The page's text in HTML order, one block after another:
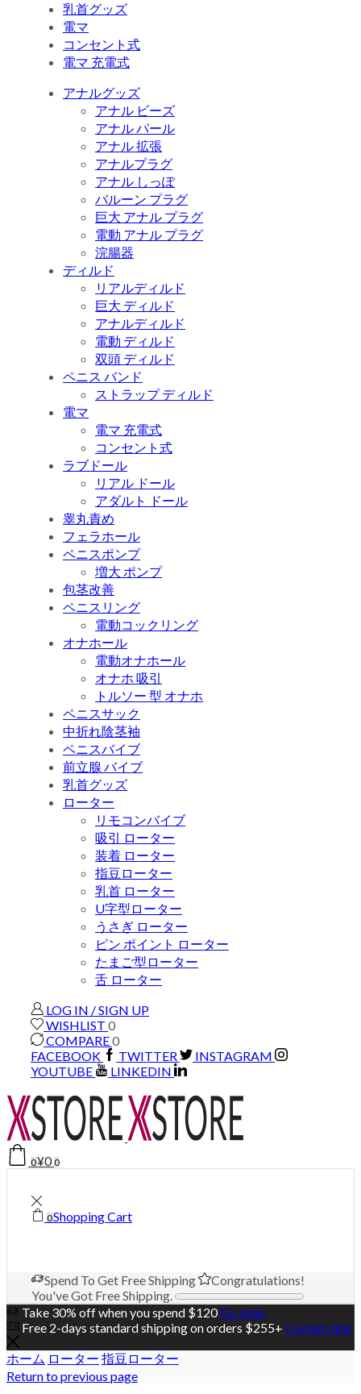
乳首グッズ
電マ
コンセント式
電マ 充電式
アナルグッズ
アナル ビーズ
アナル パール
アナル 拡張
アナルプラグ
アナル しっぽ
バルーン プラグ
巨大 アナル プラグ
電動 アナル プラグ
浣腸器
ディルド
リアルディルド
巨大 ディルド
アナルディルド
電動 ディルド
双頭 ディルド
ペニス バンド
ストラップ ディルド
電マ
電マ 充電式
コンセント式
ラブドール
リアル ドール
アダルト ドール
睾丸責め
フェラホール
ペニスポンプ
増大 ポンプ
包茎改善
ペニスリング
電動コックリング
オナホール
電動オナホール
オナホ 吸引
トルソー 型 オナホ
ペニスサック
中折れ陰茎袖
ペニスバイブ
前立腺 バイブ
乳首グッズ
ローター
リモコンバイブ
吸引 ローター
装着 ローター
指豆ローター
乳首 ローター
U字型ローター
うさぎ ローター
ピン ポイント ローター
たまご型ローター
舌 ローター
LOG IN / SIGN UP
WISHLIST 0
COMPARE0
FACEBOOK
TWITTER
INSTAGRAM
YOUTUBE
LINKEDIN
0¥0 0
0Shopping Cart
Spend To Get Free Shipping
Congratulations!
You've Got Free Shipping.
Take 30% off when you spend $120Go shop
Free 2-days standard shipping on orders $255+ Custom link
ホーム ローター 指豆ローター
Return to previous page